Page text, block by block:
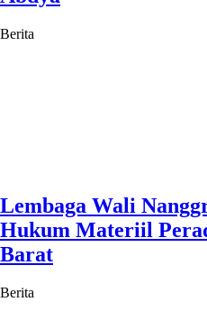
Berita
Lembaga Wali
Hukum Materiil
Barat
Berita